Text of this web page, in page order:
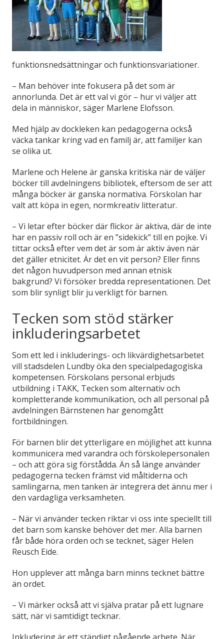
funktionsnedsättningar och funktionsvariationer.
– Man behöver inte fokusera på det som är
annorlunda. Det är ett val vi gör – hur vi väljer att
dela in människor, säger Marlene Elofsson.
Med hjälp av dockleken kan pedagogerna också
väcka tankar kring vad en familj är, att familjer kan
se olika ut.
Marlene och Helene är ganska kritiska när de väljer
böcker till avdelningens bibliotek, eftersom de ser att
många böcker är ganska normativa. Förskolan har
valt att köpa in egen, normkreativ litteratur.
– Vi letar efter böcker där flickor är aktiva, där de inte
har en passiv roll och är en ”sidekick” till en pojke. Vi
tittar också efter vem det är som är aktiv även när
det gäller etnicitet. Är det en vit person? Eller finns
det någon huvudperson med annan etnisk
bakgrund? Vi försöker bredda representationen. Det
som blir synligt blir ju verkligt för barnen.
Tecken som stöd stärker
inkluderingsarbetet
Som ett led i inkluderings- och likvärdighetsarbetet
vill stadsdelen Lundby öka den specialpedagogiska
kompetensen. Förskolans personal erbjuds
utbildning i TAKK, Tecken som alternativ och
kompletterande kommunikation, och all personal på
avdelningen Bärnstenen har genomgått
fortbildningen.
För barnen blir det ytterligare en möjlighet att kunna
kommunicera med varandra och förskolepersonalen
– och att göra sig förstådda. Än så länge använder
pedagogerna tecken främst vid måltiderna och
samlingarna, men tanken är integrera det ännu mer i
den vardagliga verksamheten.
– När vi använder tecken riktar vi oss inte speciellt till
det barn som kanske behöver det mer. Alla barnen
får både höra orden och se tecknet, säger Helen
Reusch Eide.
Hon upplever att många barn minns tecknet bättre
än ordet.
– Vi märker också att vi själva pratar på ett lugnare
sätt, när vi samtidigt tecknar.
Inkludering är ett ständigt pågående arbete. När